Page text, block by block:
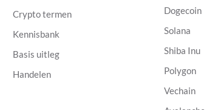
Crypto termen
Kennisbank
Basis uitleg
Handelen
Dogecoin
Solana
Shiba Inu
Polygon
Vechain